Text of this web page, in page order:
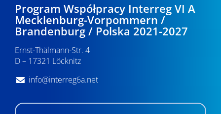
Program Współpracy Interreg VI A
Mecklenburg-Vorpommern /
Brandenburg / Polska 2021-2027
Ernst-Thälmann-Str. 4
D – 17321 Löcknitz
info@interreg6a.net